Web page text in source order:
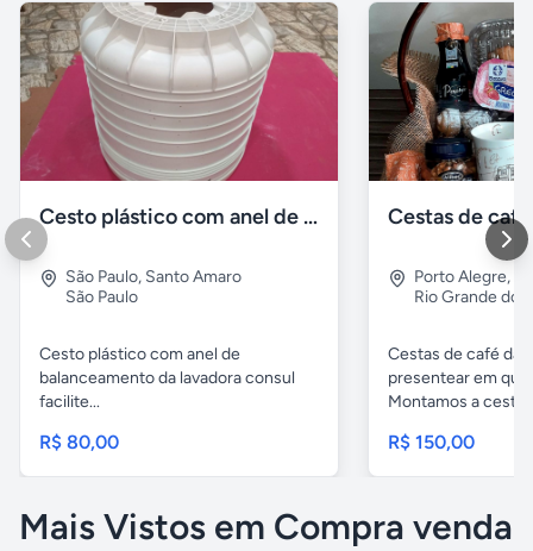
Cesto plástico com anel de balanceamento da lavadora consul
São Paulo, Santo Amaro
São Paulo
Cesto plástico com anel de
balanceamento da lavadora consul
facilite...
R$ 80,00
Cestas de
Porto Alegre,
Rio Grande do
Cestas de café da
presentear em
Montamos a
R$ 150,00
Mais Vistos em Compra venda